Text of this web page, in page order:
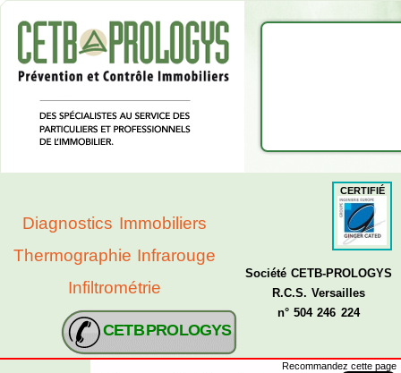
Diagnostics Immobiliers
Thermographie Infrarouge
Infiltrométrie
CERTIFIÉ
Société CETB-PROLOGYS
R.C.S. Versailles
n° 504 246 224
CETB PROLOGYS
Recommandez cette page